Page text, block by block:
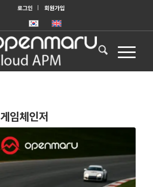
로그인 회원가입
게임체인저